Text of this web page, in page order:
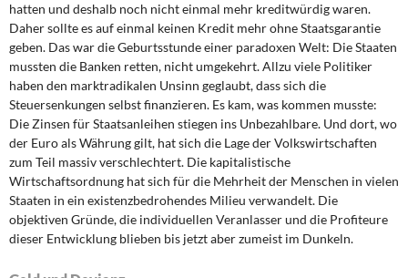
hatten und deshalb noch nicht einmal mehr kreditwürdig waren.
Daher sollte es auf einmal keinen Kredit mehr ohne Staatsgarantie
geben. Das war die Geburtsstunde einer paradoxen Welt: Die Staaten
mussten die Banken retten, nicht umgekehrt. Allzu viele Politiker
haben den marktradikalen Unsinn geglaubt, dass sich die
Steuersenkungen selbst finanzieren. Es kam, was kommen musste:
Die Zinsen für Staatsanleihen stiegen ins Unbezahlbare. Und dort, wo
der Euro als Währung gilt, hat sich die Lage der Volkswirtschaften
zum Teil massiv verschlechtert. Die kapitalistische
Wirtschaftsordnung hat sich für die Mehrheit der Menschen in vielen
Staaten in ein existenzbedrohendes Milieu verwandelt. Die
objektiven Gründe, die individuellen Veranlasser und die Profiteure
dieser Entwicklung blieben bis jetzt aber zumeist im Dunkeln.